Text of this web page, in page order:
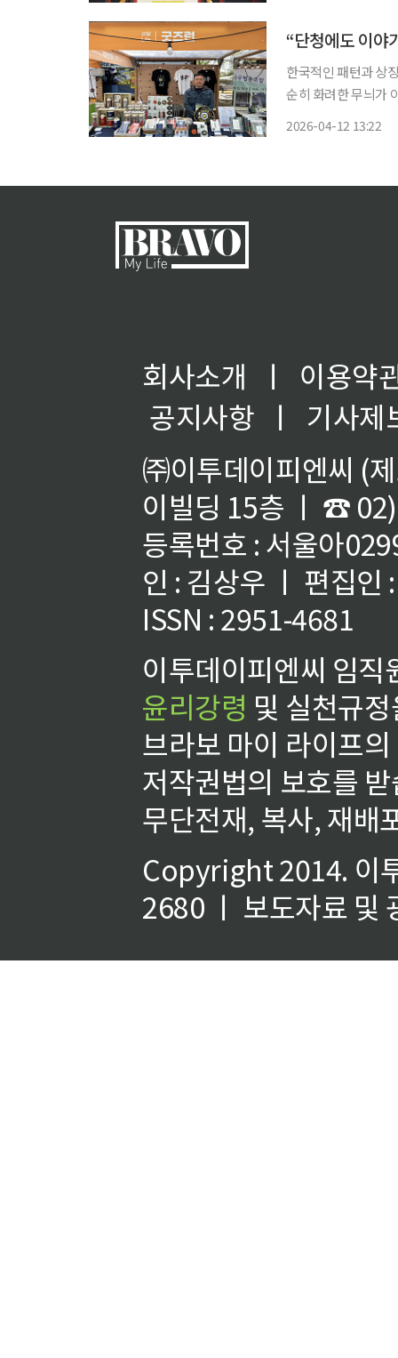
한국적인 패턴과 상징
순히 화려한 무늬가
2026-04-12 13:22
회사소개 ㅣ
이용약
공지사항
ㅣ
기사제
㈜이투데이피엔씨 (
이빌딩 15층 ㅣ ☎
등록번호 : 서울아
인 : 김상우 ㅣ 편집인
ISSN : 2951-4681
이투데이피엔씨 임
윤리강령 및 실천규
브라보 마이 라이프
저작권법의 보호를
무단전재, 복사, 재배
Copyright 2014. 이
2680 ㅣ 보도자료